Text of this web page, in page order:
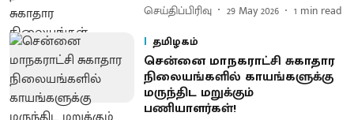
செய்திப்பிரிவு 29 May 2026 1 min read
தமிழகம்
சென்னை மாநகராட்சி சுகாதார
நிலையங்களில் காயங்களுக்கு
மருந்திட மறுக்கும்
பணியாளர்கள்!